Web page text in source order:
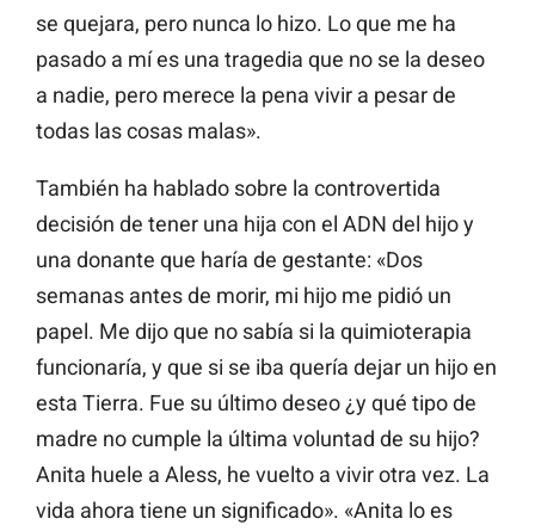
se quejara, pero nunca lo hizo. Lo que me ha
pasado a mí es una tragedia que no se la deseo
a nadie, pero merece la pena vivir a pesar de
todas las cosas malas».
También ha hablado sobre la controvertida
decisión de tener una hija con el ADN del hijo y
una donante que haría de gestante: «Dos
semanas antes de morir, mi hijo me pidió un
papel. Me dijo que no sabía si la quimioterapia
funcionaría, y que si se iba quería dejar un hijo en
esta Tierra. Fue su último deseo ¿y qué tipo de
madre no cumple la última voluntad de su hijo?
Anita huele a Aless, he vuelto a vivir otra vez. La
vida ahora tiene un significado». «Anita lo es